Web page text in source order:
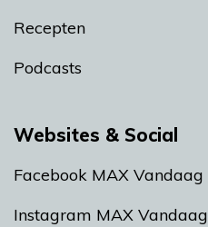
Recepten
Podcasts
Websites & Social
Facebook MAX Vandaag
Instagram MAX Vandaag